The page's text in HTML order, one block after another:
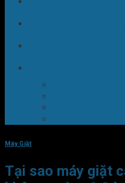
Máy Giặt
Tại sao máy giặt